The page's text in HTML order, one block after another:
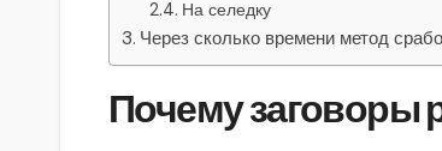
На селедку
Через сколько времени метод
Почему заговоры